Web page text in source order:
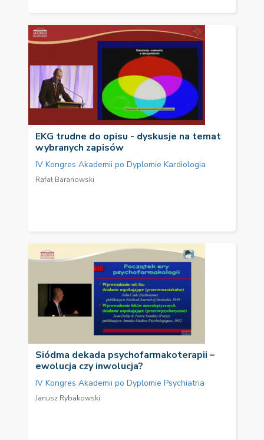
EKG trudne do opisu - dyskusje na temat
wybranych zapisów
IV Kongres Akademii po Dyplomie Kardiologia
Rafał Baranowski
Siódma dekada psychofarmakoterapii –
ewolucja czy inwolucja?
IV Kongres Akademii po Dyplomie Psychiatria
Janusz Rybakowski